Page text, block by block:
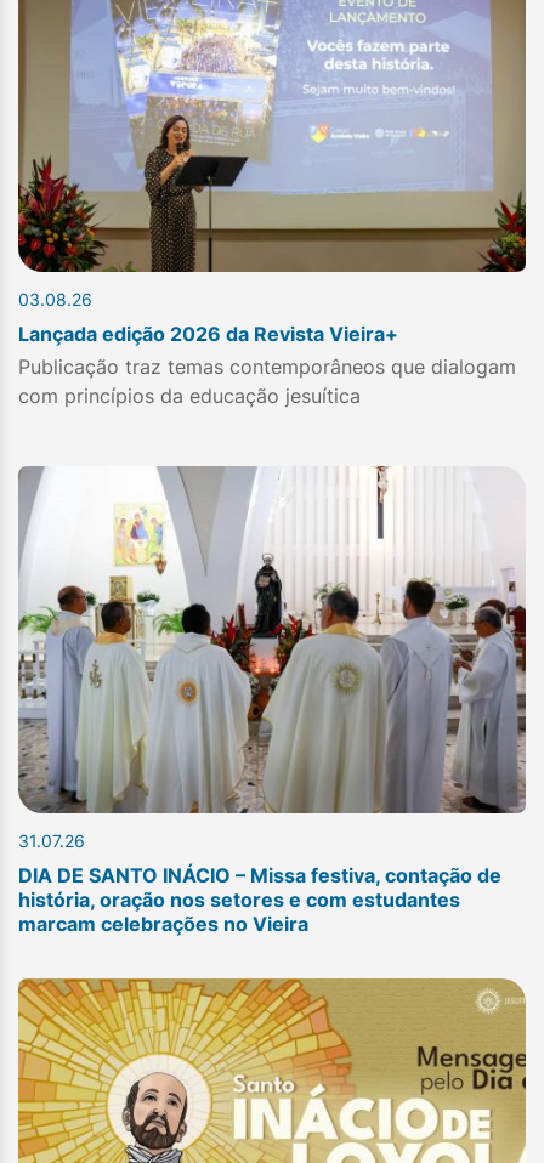
03.08.26
Lançada edição 2026 da Revista Vieira+
Publicação traz temas contemporâneos que dialogam
com princípios da educação jesuítica
31.07.26
DIA DE SANTO INÁCIO – Missa festiva, contação de
história, oração nos setores e com estudantes
marcam celebrações no Vieira